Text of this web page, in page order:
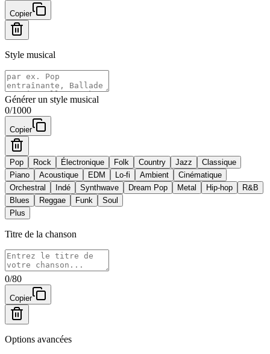
Copier
Style musical
Générer un style musical
0/1000
Copier
Pop Rock Électronique Folk Country Jazz
Classique
Piano
Acoustique EDM Lo-fi Ambient
Cinématique
Orchestral
Indé Synthwave Dream Pop Metal Hip-hop
R&B
Blues
Reggae Funk
Soul
Plus
Titre de la chanson
0/80
Copier
Options avancées